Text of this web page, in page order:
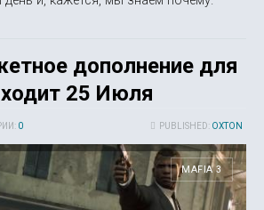
дополнение для
25 Июля
PUBLISHED: OXTON
0
MAFIA 3